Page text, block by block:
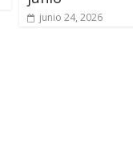
junio 24, 2026